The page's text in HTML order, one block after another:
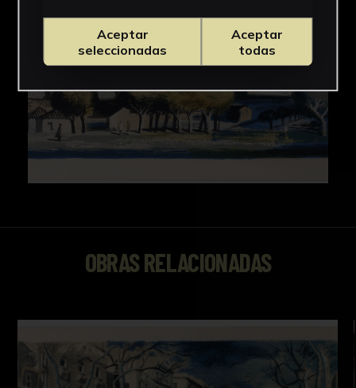
OBRAS RELACIONADAS
Aceptar
seleccionadas
Aceptar
todas